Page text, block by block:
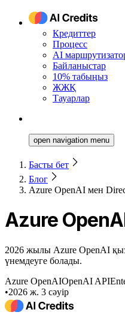
Кредиттер
Процесс
AI
Байланыстар
10% табыңыз
ЖЖҚ
Тауарлар
open navigation menu
Басты бет
Блог
Azure OpenAI мен
Azure
2026 жылы Azure OpenAI
үнемдеуге болады.
Azure OpenAIOpenAI API
•2026 ж. 3 сәуір